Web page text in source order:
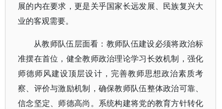
展的内在要求，更是关乎国家长远发展、民族复兴大
业的客观需要。
从教师队伍层面看：教师队伍建设必须将政治标
准摆在首位，健全教师政治理论学习长效机制，强化
师德师风建设顶层设计，完善教师思想政治素质考
察、评价与激励机制，确保教师队伍整体政治可靠、
信念坚定、师德高尚。系统构建将党的教育方针转化